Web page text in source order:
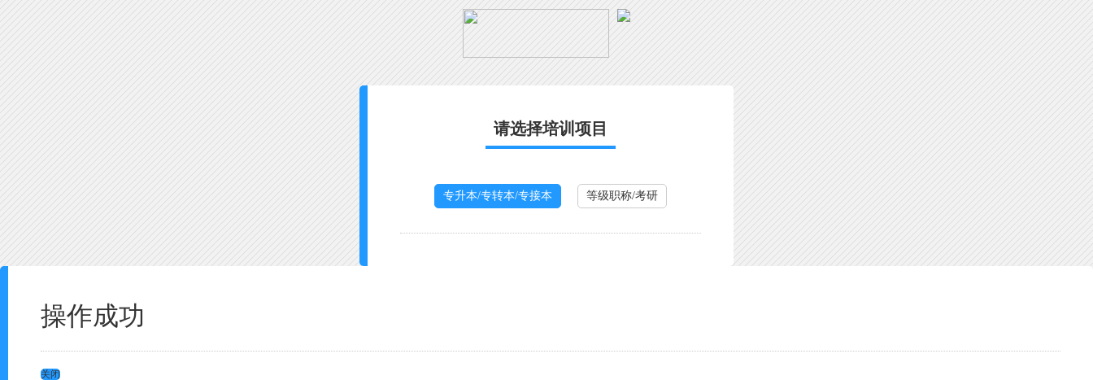
请选择培训项目
专升本/专转本/专接本 等级职称/考研
操作成功
关闭